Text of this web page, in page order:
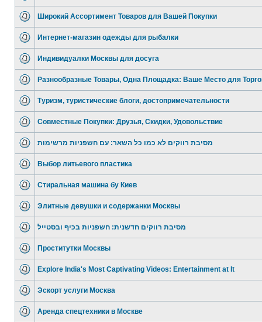
Широкий Ассортимент Товаров для Вашей Покупки
Интернет-магазин одежды для рыбалки
Индивидуалки Москвы для досуга
Разнообразные Товары, Одна Площадка: Ваше Место для
Туризм, туристические блоги, достопримечательности
Совместные Покупки: Друзья, Скидки, Удовольствие
מסיבת רווקים לא כמו כל השאר: עם חשפניות מרשימות
Выбор литьевого пластика
Стиральная машина бу Киев
Элитные девушки и содержанки Москвы
מסיבת רווקים חדשנית: חשפניות בכיף ובסטייל
Проститутки Москвы
Explore India's Most Captivating Videos: Entertainment at It
Эскорт услуги Москва
Аренда спецтехники в Москве